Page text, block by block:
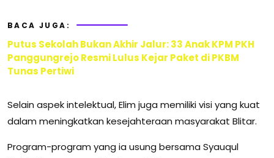
BACA JUGA:
Putus Sekolah Bukan Akhir Jalur: 33 Anak KPM PKH
Panggungrejo Resmi Lulus Kejar Paket di PKBM
Tunas Pertiwi
Selain aspek intelektual, Elim juga memiliki visi yang kuat
dalam meningkatkan kesejahteraan masyarakat Blitar.
Program-program yang ia usung bersama Syauqul